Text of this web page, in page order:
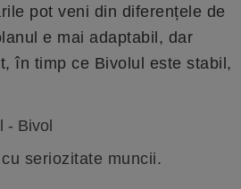
pot veni din diferențele de
e mai adaptabil, dar
în timp ce Bivolul este stabil,
- Bivol
seriozitate muncii.